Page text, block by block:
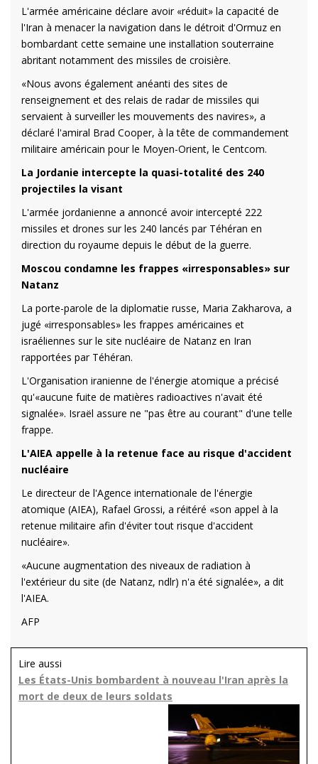
L'armée américaine déclare avoir «réduit» la capacité de
l'Iran à menacer la navigation dans le détroit d'Ormuz en
bombardant cette semaine une installation souterraine
abritant notamment des missiles de croisière.
«Nous avons également anéanti des sites de
renseignement et des relais de radar de missiles qui
servaient à surveiller les mouvements des navires», a
déclaré l'amiral Brad Cooper, à la tête de commandement
militaire américain pour le Moyen-Orient, le Centcom.
La Jordanie intercepte la quasi-totalité des 240
projectiles la visant
L'armée jordanienne a annoncé avoir intercepté 222
missiles et drones sur les 240 lancés par Téhéran en
direction du royaume depuis le début de la guerre.
Moscou condamne les frappes «irresponsables» sur
Natanz
La porte-parole de la diplomatie russe, Maria Zakharova, a
jugé «irresponsables» les frappes américaines et
israéliennes sur le site nucléaire de Natanz en Iran
rapportées par Téhéran.
L'Organisation iranienne de l'énergie atomique a précisé
qu'«aucune fuite de matières radioactives n'avait été
signalée». Israël assure ne "pas être au courant" d'une telle
frappe.
L'AIEA appelle à la retenue face au risque d'accident
nucléaire
Le directeur de l'Agence internationale de l'énergie
atomique (AIEA), Rafael Grossi, a réitéré «son appel à la
retenue militaire afin d'éviter tout risque d'accident
nucléaire».
«Aucune augmentation des niveaux de radiation à
l'extérieur du site (de Natanz, ndlr) n'a été signalée», a dit
l'AIEA.
AFP
Lire aussi
Les États-Unis bombardent à nouveau l'Iran après la
mort de deux de leurs soldats